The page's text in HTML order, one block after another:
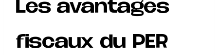
Les avantages
fiscaux du PER